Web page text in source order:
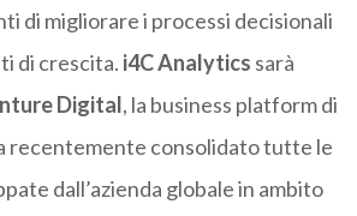
di migliorare i processi decisionali
di crescita. i4C Analytics sarà
Digital, la business platform di
recentemente consolidato tutte le
dall’azienda globale in ambito